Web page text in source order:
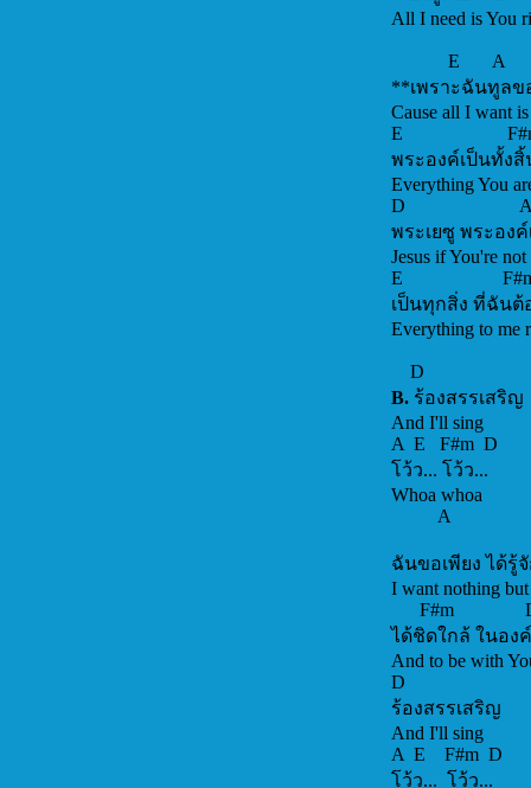
All I need
E A
**เพราะฉันทูลข
Cause all I want is
E
พระองค์เป็นทั้ง
Everything
D
พระเยซู พระองค์
Jesus if
E
เป็นทุกสิ่ง ที่ฉันต้
D
B. ร้องสรรเสริญ
And
A E F#m D
โว้ว... โว้ว...
Whoa whoa
ฉันขอเพียง ได้รู้
I want nothing
ได้ชิดใกล้ ในอง
And to be
D
ร้องสรรเสริญ
And
A E F#m D
โว้ว... โว้ว...